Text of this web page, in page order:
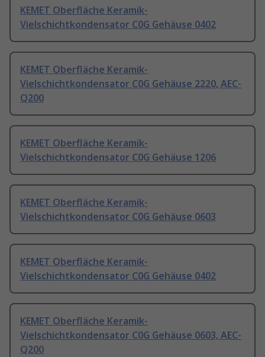
KEMET Oberfläche Keramik-
Vielschichtkondensator C0G Gehäuse 0402
KEMET Oberfläche Keramik-
Vielschichtkondensator C0G Gehäuse 2220, AEC-
Q200
KEMET Oberfläche Keramik-
Vielschichtkondensator C0G Gehäuse 1206
KEMET Oberfläche Keramik-
Vielschichtkondensator C0G Gehäuse 0603
KEMET Oberfläche Keramik-
Vielschichtkondensator C0G Gehäuse 0402
KEMET Oberfläche Keramik-
Vielschichtkondensator C0G Gehäuse 0603, AEC-
Q200